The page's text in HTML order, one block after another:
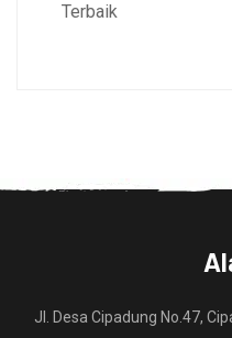
Terbaik
Jl. Desa Cipadung No.47,